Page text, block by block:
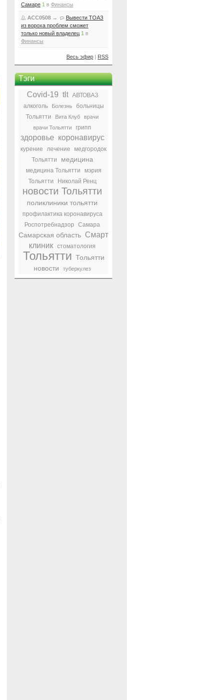
Самаре 1 в Финансы
ACC0508 →
Вывести ТОАЗ
из вороха проблем сможет
только новый владелец 1 в
Финансы
Весь эфир | RSS
Тэги
Covid-19 tlt
АВТОВАЗ
алкоголь
Болезнь
больницы
Тольятти
Вита Клуб
врачи
врачи Тольятти
грипп
здоровье коронавирус
курение лечение
медгородок
Тольятти
медицина
медицина Тольятти
мэрия
Тольятти
Николай Ренц
новости Тольятти
поликлиники тольятти
профилактика коронавируса
Роспотребнадзор
Самара
Самарская область Смарт
клиник стоматология
Тольятти Тольятти
новости
туберкулез